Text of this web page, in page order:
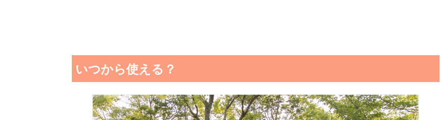
いつから使える？